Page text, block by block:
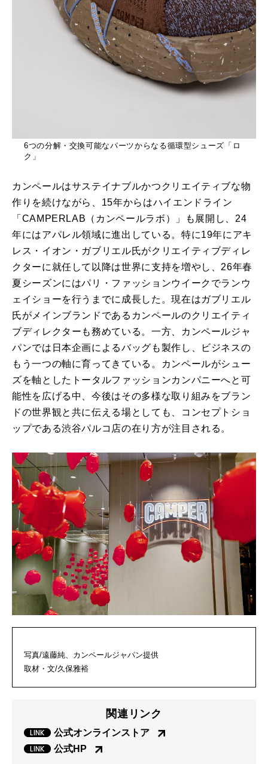
6つの分解・交換可能なパーツからなる循環型シューズ「ロ
ク」
カンペールはサステイナブルかつクリエイティブな物
作りを続けながら、15年からはハイエンドライン
「CAMPERLAB（カンペールラボ）」も展開し、24
年にはアパレル領域に進出している。特に19年にアキ
レス・イオン・ガブリエル氏がクリエイティブディレ
クターに就任して以降は世界に支持を増やし、26年春
夏シーズンにはパリ・ファッションウイークでランウ
ェイショーを行うまでに成長した。現在はガブリエル
氏がメインブランドであるカンペールのクリエイティ
ブディレクターも務めている。一方、カンペールジャ
パンでは日本企画によるバッグも製作し、ビジネスの
もう一つの軸に育ってきている。カンペールがシュー
ズを軸としたトータルファッションカンパニーへと可
能性を広げる中、今後はその多様な取り組みをブラン
ドの世界観と共に伝える場としても、コンセプトショ
ップである渋谷パルコ店の在り方が注目される。
写真/遠藤純、カンペールジャパン提供
取材・文/久保雅裕
関連リンク
公式オンラインストア
公式HP